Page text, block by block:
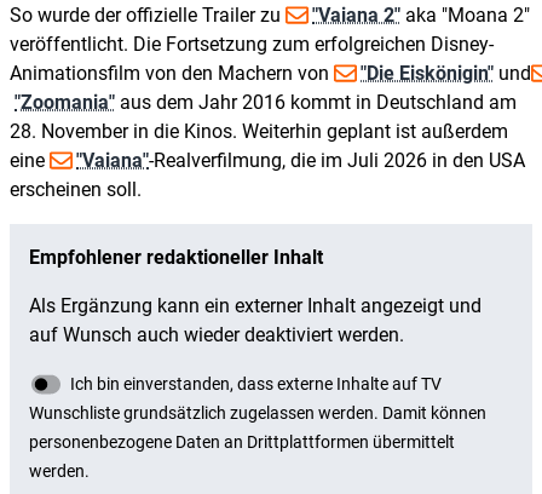
So wurde der offizielle Trailer zu "Vaiana 2" aka "Moana 2"
veröffentlicht. Die Fortsetzung zum erfolgreichen Disney-
Animationsfilm von den Machern von
"Die Eiskönigin" und
"Zoomania" aus dem Jahr 2016 kommt in Deutschland am
28. November in die Kinos. Weiterhin geplant ist außerdem
eine
"Vaiana"-Realverfilmung, die im Juli 2026 in den USA
erscheinen soll.